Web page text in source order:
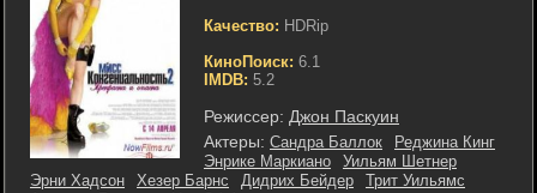
Качество: HDRip
КиноПоиск: 6.1
IMDB: 5.2
Режиссер: Джон Паскуин
Актеры: Сандра Баллок
Реджина Кинг
Энрике Маркиано
Уильям Шетнер
Эрни Хадсон
Хезер Барнс Дидрих Бейдер
Трит Уильямс